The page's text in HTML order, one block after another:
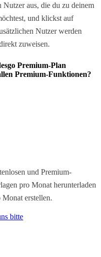
aus, die du zu deinem
und klickst auf
Nutzer werden
zuweisen.
Premium-Plan
Premium-Funktionen?
und Premium-
pro Monat herunterladen
erstellen.
bitte